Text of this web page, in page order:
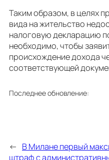
Таким образом, в целях
вида на жительство
налоговую декларацию
необходимо, чтобы
происхождение дохода
соответствующей
Последнее обновление:
← В Милане первый
штраф с